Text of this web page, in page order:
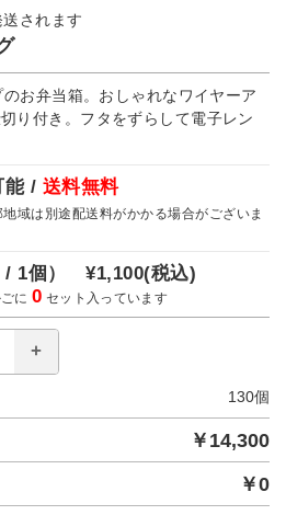
されます
お弁当箱。おしゃれなワイヤーア
り付き。フタをずらして電子レン
能 / 送料無料
域は別途配送料がかかる場合がございま
/ 1個）¥1,100(税込)
ごに0 セット入っています
130個
￥ 14,300
￥0